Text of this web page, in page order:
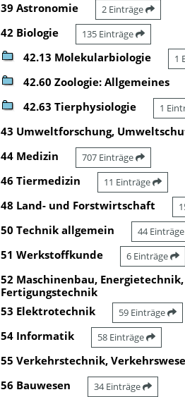
39 Astronomie 2 Einträge
42 Biologie 135 Einträge
42.13 Molekularbiologie 1
42.60 Zoologie: Allgemeines
42.63 Tierphysiologie 1
43 Umweltforschung,
44 Medizin 707 Einträge
46 Tiermedizin 11 Einträge
48 Land- und Forstwirtschaft
50 Technik allgemein 44 Einträge
51 Werkstoffkunde 6 Einträge
52 Maschinenbau, Energietechnik,
Fertigungstechnik
53 Elektrotechnik 59 Einträge
54 Informatik 58 Einträge
55 Verkehrstechnik,
56 Bauwesen 34 Einträge